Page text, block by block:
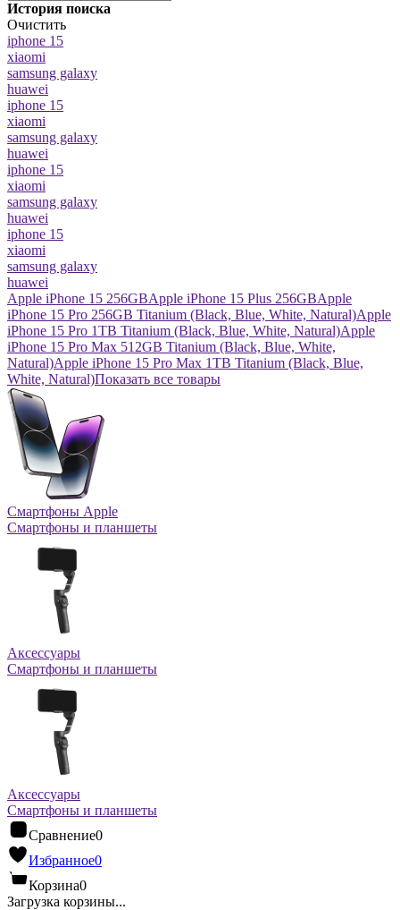
История поиска
Очистить
iphone 15
xiaomi
samsung galaxy
huawei
iphone 15
xiaomi
samsung galaxy
huawei
iphone 15
xiaomi
samsung galaxy
huawei
iphone 15
xiaomi
samsung galaxy
huawei
Apple iPhone 15 256GBApple iPhone 15 Plus 256GBApple
iPhone 15 Pro 256GB Titanium (Black, Blue, White, Natural)Apple
iPhone 15 Pro 1TB Titanium (Black, Blue, White, Natural)Apple
iPhone 15 Pro Max 512GB Titanium (Black, Blue, White,
Natural)Apple iPhone 15 Pro Max 1TB Titanium (Black, Blue,
White, Natural)Показать все товары
Смартфоны Apple
Смартфоны и планшеты
Аксессуары
Смартфоны и планшеты
Аксессуары
Смартфоны и планшеты
Сравнение0
Избранное0
Корзина0
Загрузка корзины...